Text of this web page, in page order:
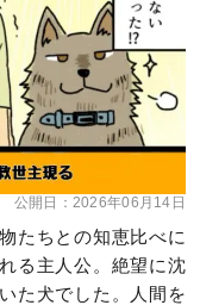
公開日： 2026年06月14日
たちとの知恵比べに
る主人公。絶望に沈
た犬でした。人間を